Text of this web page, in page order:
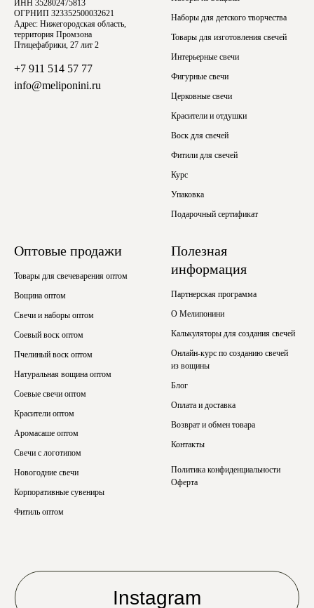
ИНН 352802475813
ОГРНИП 323352500032621
Адрес: Нижегородская область,
территория Промзона
Птицефабрики, 27 лит 2
+7 911 514 57 77
info@meliponini.ru
Наборы для детского творчества
Товары для изготовления свечей
Интерьерные свечи
Фигурные свечи
Церковные свечи
Красители и отдушки
Воск для свечей
Фитили для свечей
Курс
Упаковка
Подарочный сертификат
Оптовые продажи
Товары для свечеварения оптом
Вощина оптом
Свечи и наборы оптом
Соевый воск оптом
Пчелиный воск оптом
Натуральная вощина оптом
Соевые свечи оптом
Красители оптом
Аромасаше оптом
Свечи с логотипом
Новогодние свечи
Корпоративные сувениры
Фитиль оптом
Полезная
информация
Партнерская программа
О Мелипонини
Калькуляторы для создания свечей
Онлайн-курс по созданию свечей
из вощины
Блог
Оплата и доставка
Возврат и обмен товара
Контакты
Политика конфиденциальности
Оферта